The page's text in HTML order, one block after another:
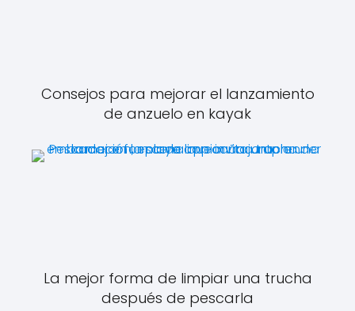
Consejos para mejorar el lanzamiento
de anzuelo en kayak
La mejor forma de limpiar una trucha
después de pescarla